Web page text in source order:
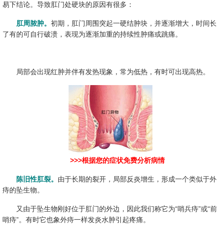
易下结论。导致肛门处硬块的原因有很多：
肛周脓肿。 初期，肛门周围突起一硬结肿块，并逐渐增大，时间长
了有的可自行破溃，表现为逐渐加重的持续性肿痛或跳痛。
局部会出现红肿并伴有发热现象，常为低热，有时可出现高热。
>>>根据您的症状免费分析病情
陈旧性肛裂。 由于长期的裂开，局部反炎增生，形成一个类似于外
痔的坠生物。
又由于坠生物刚好位于肛门的外边，因此我们称它为“哨兵痔”或“前
哨痔”。有时它也象外痔一样发炎水肿引起疼痛。